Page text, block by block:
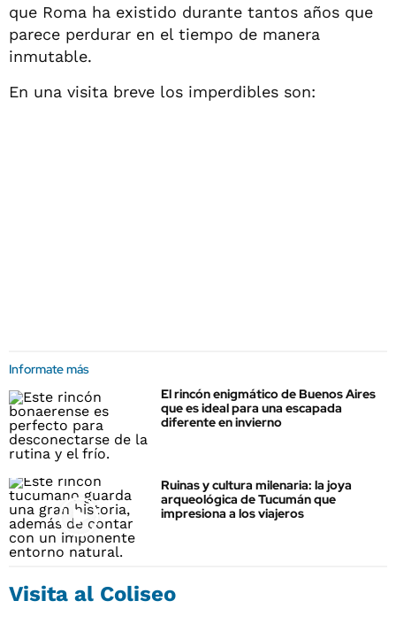
que Roma ha existido durante tantos años que
parece perdurar en el tiempo de manera
inmutable.
En una visita breve los imperdibles son:
Informate más
El rincón enigmático de Buenos Aires
que es ideal para una escapada
diferente en invierno
Ruinas y cultura milenaria: la joya
arqueológica de Tucumán que
impresiona a los viajeros
Visita al Coliseo